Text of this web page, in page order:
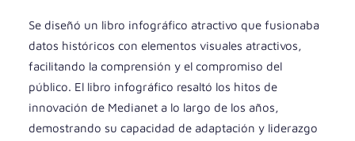
Se diseñó un libro infográfico atractivo que fusionaba
datos históricos con elementos visuales atractivos,
facilitando la comprensión y el compromiso del
público. El libro infográfico resaltó los hitos de
innovación de Medianet a lo largo de los años,
demostrando su capacidad de adaptación y liderazgo